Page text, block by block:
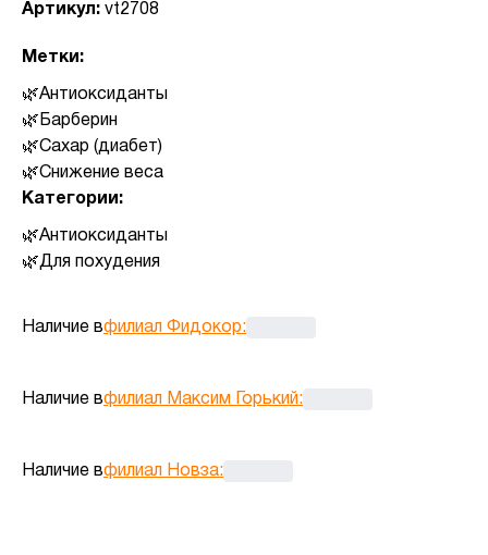
Артикул: vt2708
Метки:
Антиоксиданты
Барберин
Сахар (диабет)
Снижение веса
Категории:
Антиоксиданты
Для похудения
Наличие вфилиал Фидокор:
Наличие вфилиал Максим Горький:
Наличие вфилиал Новза: